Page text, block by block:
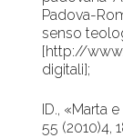
Padova-
senso
[http://
digitali];
ID., «Marta
55 (2010)4,